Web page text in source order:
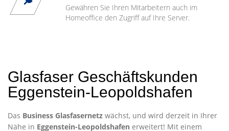
Gewähren Sie Ihren Mitarbeitern auch im
Homeoffice den Zugriff auf Ihre Server.
Glasfaser Geschäftskunden
Eggenstein-Leopoldshafen
Das Business Glasfasernetz wächst, und wird derzeit in Ihrer
Nähe in Eggenstein-Leopoldshafen erweitert! Mit einem